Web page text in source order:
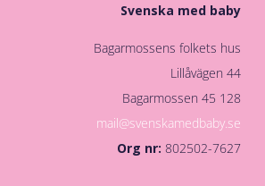
Svenska med baby
Bagarmossens folkets hus
Lillåvägen 44
128 45 Bagarmossen
mail@svenskamedbaby.se
Org nr:802502-7627